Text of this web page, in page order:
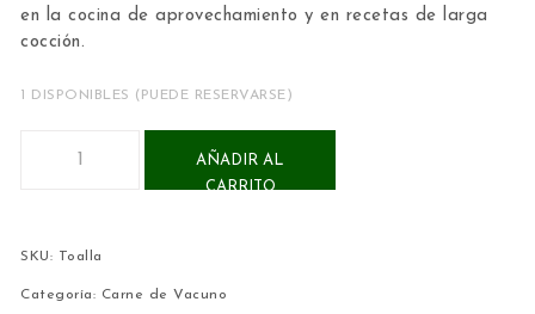
en la cocina de aprovechamiento y en recetas de larga
cocción.
1 DISPONIBLES (PUEDE RESERVARSE)
AÑADIR AL
CARRITO
SKU: Toalla
Categoría: Carne de Vacuno